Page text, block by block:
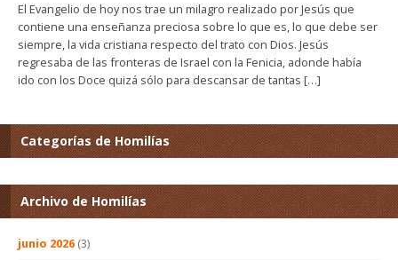
El Evangelio de hoy nos trae un milagro realizado por Jesús que
contiene una enseñanza preciosa sobre lo que es, lo que debe ser
siempre, la vida cristiana respecto del trato con Dios. Jesús
regresaba de las fronteras de Israel con la Fenicia, adonde había
ido con los Doce quizá sólo para descansar de tantas […]
Categorías de Homilías
Archivo de Homilías
junio 2026 (3)